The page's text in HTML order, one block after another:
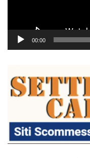
00:00